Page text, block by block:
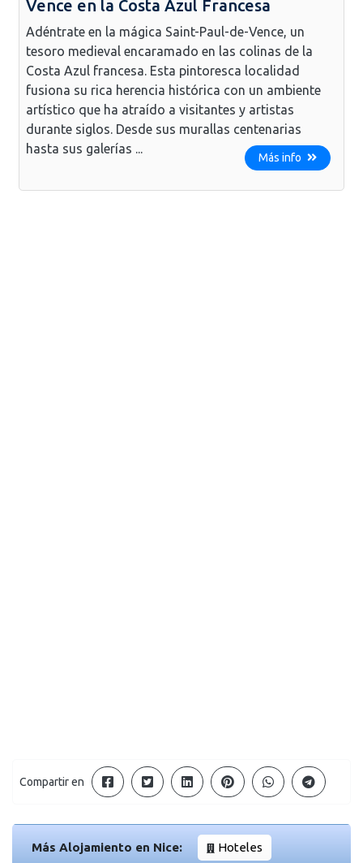
Vence en la Costa Azul Francesa
Adéntrate en la mágica Saint-Paul-de-Vence, un
tesoro medieval encaramado en las colinas de la
Costa Azul francesa. Esta pintoresca localidad
fusiona su rica herencia histórica con un ambiente
artístico que ha atraído a visitantes y artistas
durante siglos. Desde sus murallas centenarias
hasta sus galerías ...
Más info
Compartir en
Más Alojamiento en Nice: Hoteles